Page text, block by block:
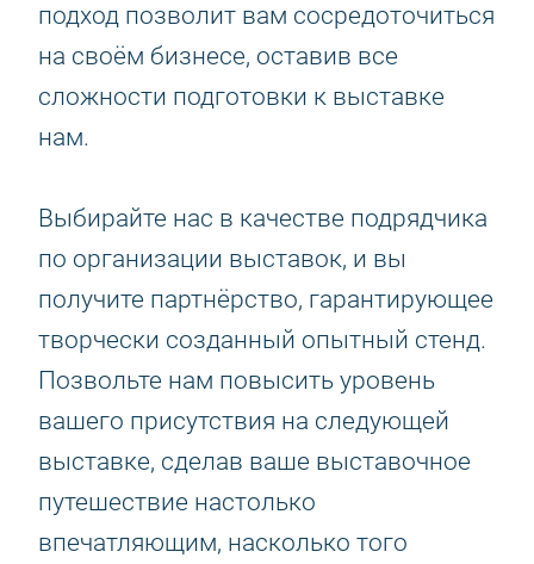
подход позволит вам сосредоточиться
на своём бизнесе, оставив все
сложности подготовки к выставке
нам.
Выбирайте нас в качестве подрядчика
по организации выставок, и вы
получите партнёрство, гарантирующее
творчески созданный опытный стенд.
Позвольте нам повысить уровень
вашего присутствия на следующей
выставке, сделав ваше выставочное
путешествие настолько
впечатляющим, насколько того